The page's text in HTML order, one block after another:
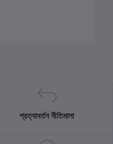
প্রত্যাবর্তন নীতিমালা